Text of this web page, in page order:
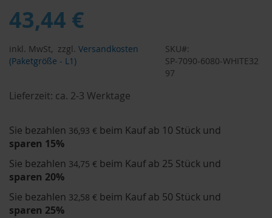
43,44 €
inkl. MwSt, zzgl. Versandkosten
(Paketgröße - L1)
SKU
SP-7090-6080-WHITE32
97
Lieferzeit: ca. 2-3 Werktage
Sie bezahlen 36,93 € beim Kauf ab 10 Stück und
sparen 15%
Sie bezahlen 34,75 € beim Kauf ab 25 Stück und
sparen 20%
Sie bezahlen 32,58 € beim Kauf ab 50 Stück und
sparen 25%